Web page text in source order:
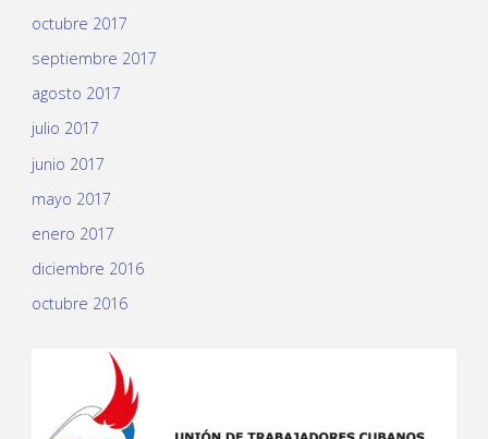
octubre 2017
septiembre 2017
agosto 2017
julio 2017
junio 2017
mayo 2017
enero 2017
diciembre 2016
octubre 2016